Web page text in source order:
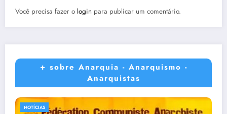
Você precisa fazer o login para publicar um comentário.
+ sobre Anarquia - Anarquismo -
Anarquistas
NOTÍCIAS